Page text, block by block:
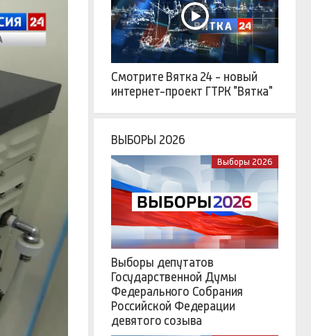
Смотрите Вятка 24 - новый
интернет-проект ГТРК "Вятка"
ВЫБОРЫ 2026
Выборы 2026
Выборы депутатов
Государственной Думы
Федерального Собрания
Российской Федерации
девятого созыва